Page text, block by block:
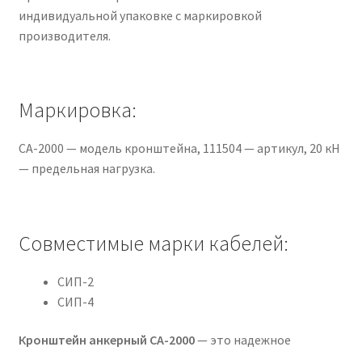
индивидуальной упаковке с маркировкой
производителя.
Маркировка:
CA-2000 — модель кронштейна, 111504 — артикул, 20 кН
— предельная нагрузка.
Совместимые марки кабелей:
СИП-2
СИП-4
Кронштейн анкерный CA-2000— это надежное